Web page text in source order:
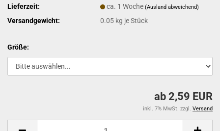
Lieferzeit:
ca. 1 Woche(Ausland abweichend)
Versandgewicht: 0.05 kg je Stück
Größe:
ab 2,59 EUR
inkl. 7% MwSt. zzgl. Versand